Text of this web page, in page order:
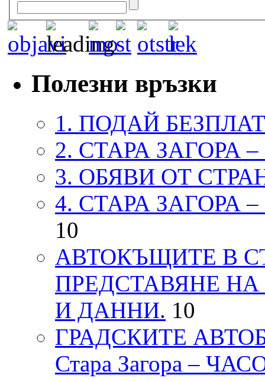
Полезни връзки
1. ПОДАЙ
2. СТАРА ЗАГОРА
3. ОБЯВИ ОТ
4. СТАРА ЗАГОРА
10
АВТОКЪЩИТЕ В
ПРЕДСТАВЯНЕ
И ДАННИ. 10
ГРАДСКИТЕ
Стара Загора –